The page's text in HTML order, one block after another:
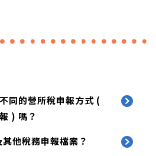
同的營所稅申報方式 (
) 嗎？
他稅務申報檔案？